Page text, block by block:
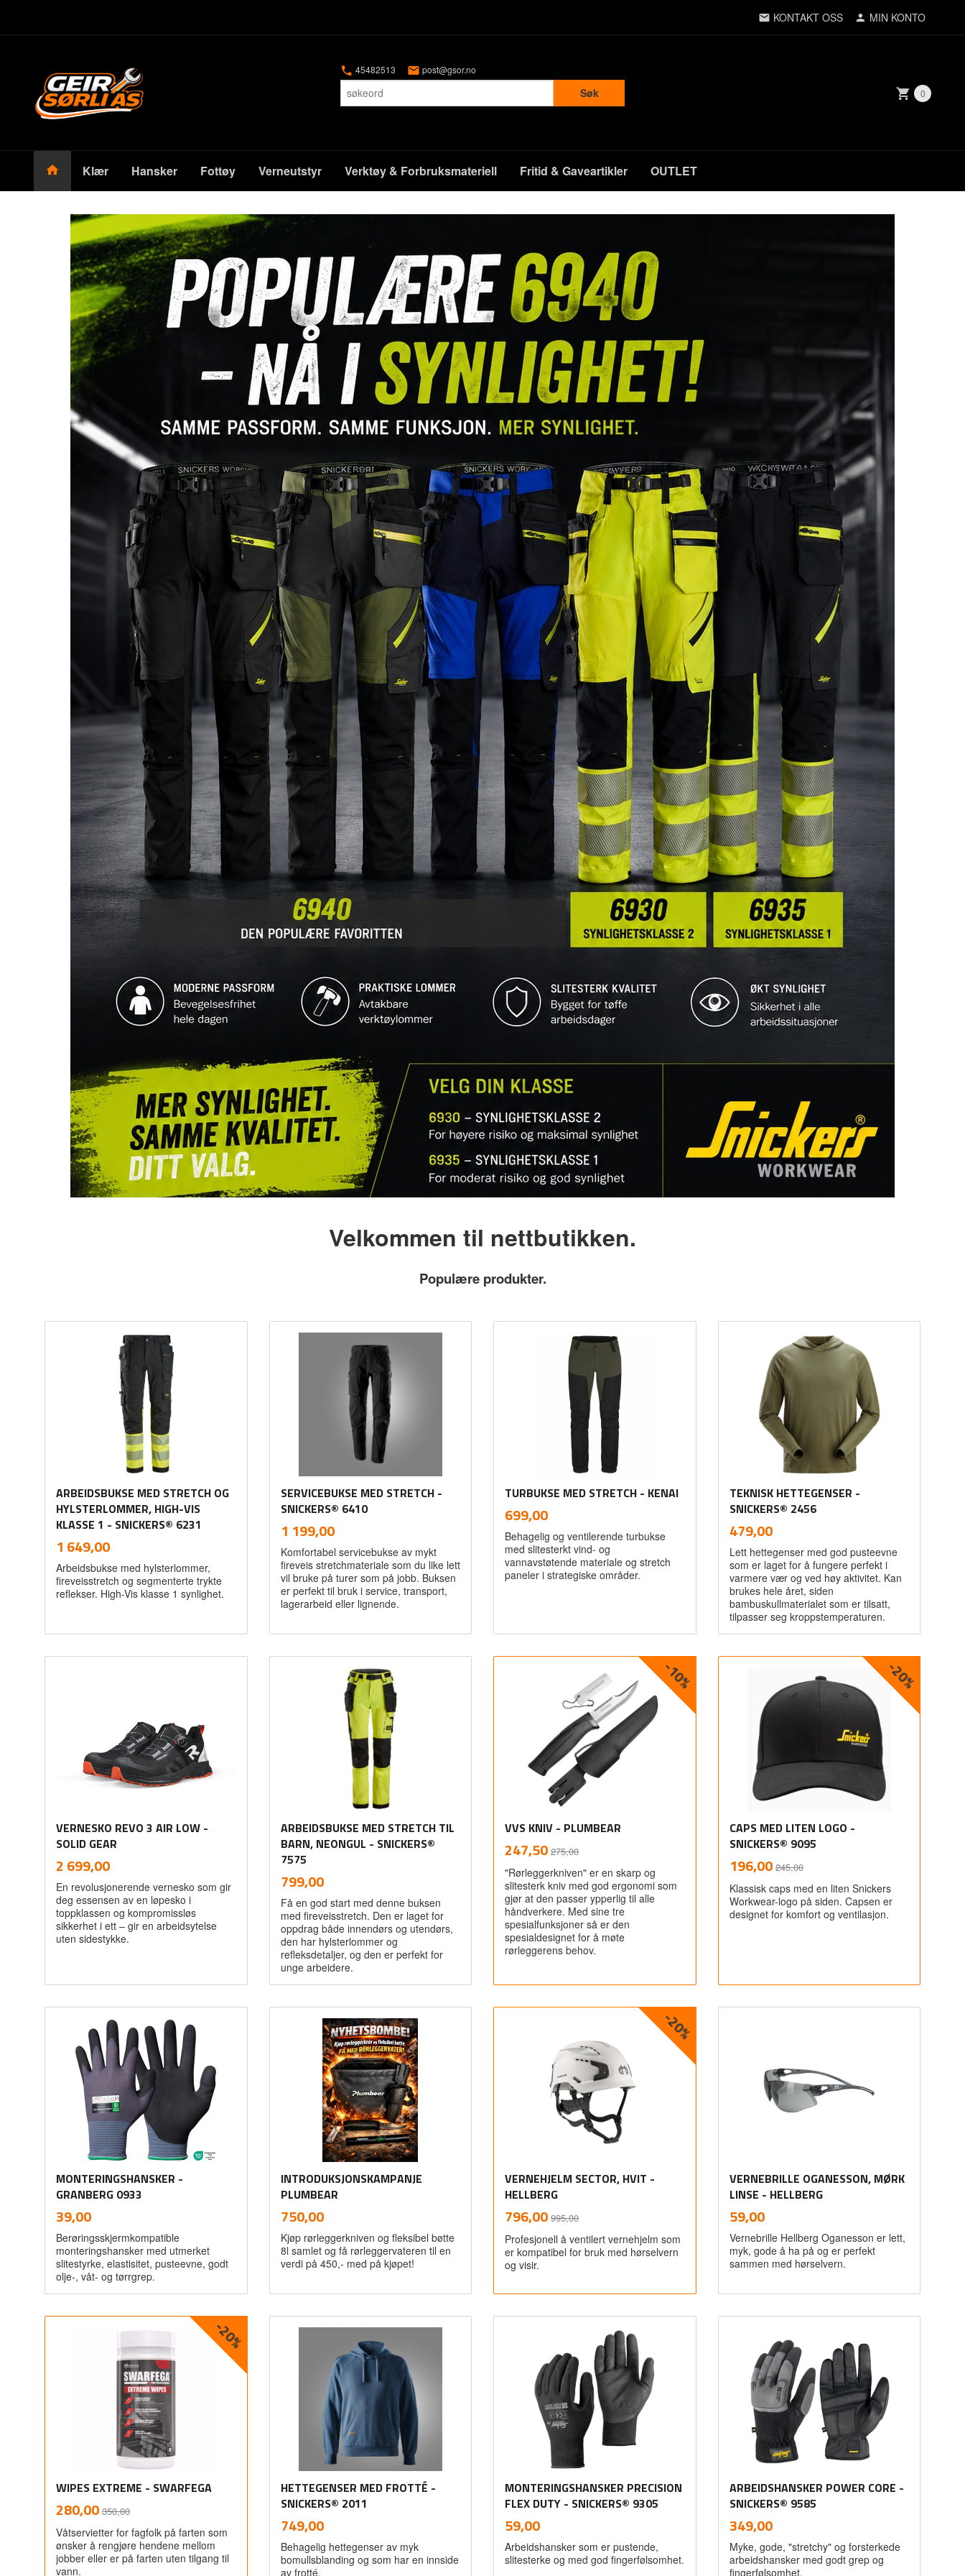
KONTAKT OSS MIN KONTO
45482513 post@gsor.no
Søk 0
Produkter
Klær Hansker Fottøy Verneutstyr Verktøy & Forbruksmateriell Fritid & Gaveartikler OUTLET
Velkommen til nettbutikken.
Populære produkter.
ARBEIDSBUKSE MED STRETCH OG
HYLSTERLOMMER, HIGH-VIS
KLASSE 1 - SNICKERS® 6231
Pris
1 649,00mva.
Arbeidsbukse med hylsterlommer,
fireveisstretch og segmenterte trykte
reflekser. High-Vis klasse 1 synlighet.
SERVICEBUKSE MED STRETCH -
SNICKERS® 6410
Pris
1 199,00mva.
Les mer
Komfortabel servicebukse av mykt
fireveis stretchmateriale som du like lett
vil bruke på turer som på jobb. Buksen
er perfekt til bruk i service, transport,
lagerarbeid eller lignende.
TURBUKSE MED STRETCH - KENAI
Pris
699,00mva.
Behagelig og ventilerende turbukse
med slitesterkt vind- og
vannavstøtende materiale og stretch
paneler i strategiske områder.
TEKNISK HETTEGENSER -
SNICKERS® 2456
Pris
479,00mva.
Lett hettegenser med god pusteevne
som er laget for å fungere perfekt i
varmere vær og ved høy aktivitet. Kan
brukes hele året, siden
bambuskullmaterialet som er tilsatt,
tilpasser seg kroppstemperaturen.
VERNESKO REVO 3 AIR LOW -
SOLID GEAR
Pris
2 699,00mva.
Les mer
En revolusjonerende vernesko som gir
deg essensen av en løpesko i
toppklassen og kompromissløs
sikkerhet i ett – gir en arbeidsytelse
uten sidestykke.
ARBEIDSBUKSE MED STRETCH TIL
BARN, NEONGUL - SNICKERS®
7575
Pris
799,00mva.
Les mer
Få en god start med denne buksen
med fireveisstretch. Den er laget for
oppdrag både innendørs og utendørs,
den har hylsterlommer og
refleksdetaljer, og den er perfekt for
unge arbeidere.
VVS KNIV - PLUMBEAR
Tilbud
247,50 275,00
-10%
mva.
"Rørleggerkniven" er en skarp og
slitesterk kniv med god ergonomi som
gjør at den passer ypperlig til alle
håndverkere. Med sine tre
spesialfunksjoner så er den
spesialdesignet for å møte
rørleggerens behov.
CAPS MED LITEN LOGO -
SNICKERS® 9095
Tilbud
196,00 245,00
-20%
mva.
Klassisk caps med en liten Snickers
Workwear-logo på siden. Capsen er
designet for komfort og ventilasjon.
MONTERINGSHANSKER -
GRANBERG 0933
Pris
39,00mva.
Les mer
Berøringsskjermkompatible
monteringshansker med utmerket
slitestyrke, elastisitet, pusteevne, godt
olje-, våt- og tørrgrep.
INTRODUKSJONSKAMPANJE
PLUMBEAR
Pris
750,00mva.
Kjøp
Kjøp rørleggerkniven og fleksibel bøtte
8l samlet og få rørleggervateren til en
verdi på 450,- med på kjøpet!
VERNEHJELM SECTOR, HVIT -
HELLBERG
Tilbud
796,00 995,00
-20%
mva.
Kjøp
Profesjonell å ventilert vernehjelm som
er kompatibel for bruk med hørselvern
og visir.
VERNEBRILLE OGANESSON, MØRK
LINSE - HELLBERG
Pris
59,00mva.
Vernebrille Hellberg Oganesson er lett,
myk, gode å ha på og er perfekt
sammen med hørselvern.
WIPES EXTREME - SWARFEGA
Tilbud
280,00 350,00
-20%
mva.
Våtservietter for fagfolk på farten som
ønsker å rengjøre hendene mellom
jobber eller er på farten uten tilgang til
vann.
HETTEGENSER MED FROTTÉ -
SNICKERS® 2011
Pris
749,00mva.
Behagelig hettegenser av myk
bomullsblanding og som har en innside
av frotté.
MONTERINGSHANSKER PRECISION
FLEX DUTY - SNICKERS® 9305
Pris
59,00mva.
Arbeidshansker som er pustende,
slitesterke og med god fingerfølsomhet.
ARBEIDSHANSKER POWER CORE -
SNICKERS® 9585
Pris
349,00mva.
Myke, gode, "stretchy" og forsterkede
arbeidshansker med godt grep og
fingerfølsomhet.